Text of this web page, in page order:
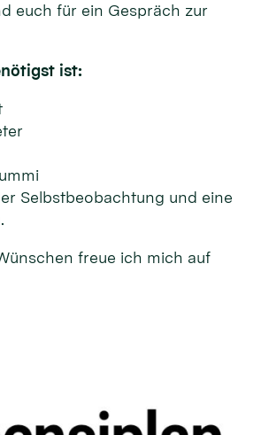
euch für ein Gespräch zur
ist:
Selbstbeobachtung und eine
freue ich mich auf